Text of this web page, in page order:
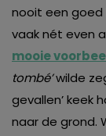
nooit een goed
vaak nét even
mooie
tombé’wilde
gevallen’ keek
naar de grond.